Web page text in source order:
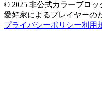
© 2025 非公式カラーブロ
愛好家によるプレイヤーの
プライバシーポリシー利用